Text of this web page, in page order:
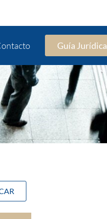
Guía Jurídica